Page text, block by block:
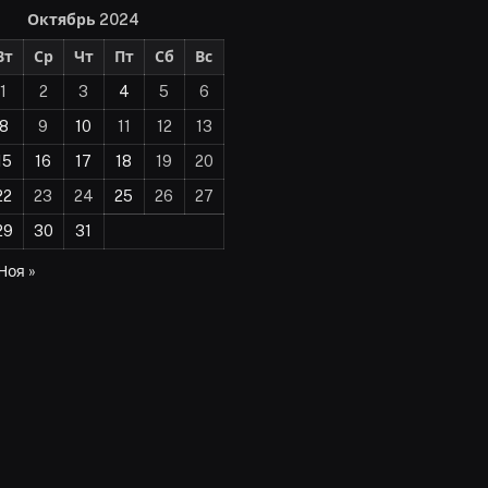
Октябрь 2024
Ср Чт Пт Сб
Вс
1
2 3 4 5
6
8 9 10 11 12
13
16 17 18 19
20
23 24 25 26
27
30 31
»